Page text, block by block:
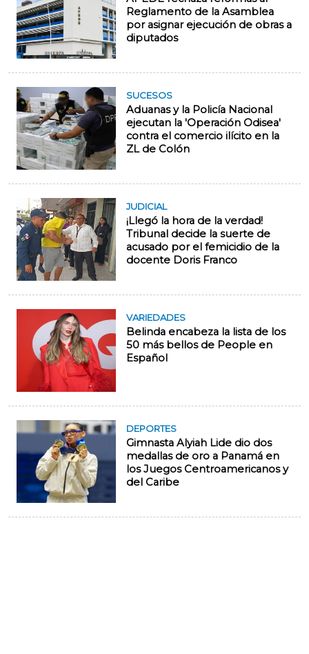
Reglamento de la Asamblea
por asignar ejecución de obras a
diputados
SUCESOS
Aduanas y la Policía Nacional
ejecutan la 'Operación Odisea'
contra el comercio ilícito en la
ZL de Colón
JUDICIAL
¡Llegó la hora de la verdad!
Tribunal decide la suerte de
acusado por el femicidio de la
docente Doris Franco
VARIEDADES
Belinda encabeza la lista de los
50 más bellos de People en
Español
DEPORTES
Gimnasta Alyiah Lide dio dos
medallas de oro a Panamá en
los Juegos Centroamericanos y
del Caribe